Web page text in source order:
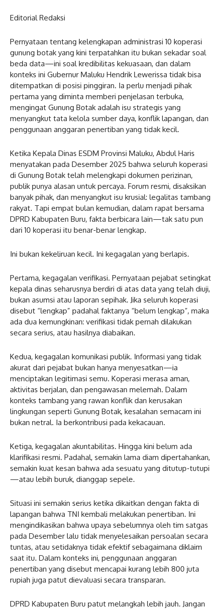
Editorial Redaksi
Pernyataan tentang kelengkapan administrasi 10 koperasi
gunung botak yang kini terpatahkan itu bukan sekadar soal
beda data—ini soal kredibilitas kekuasaan, dan dalam
konteks ini Gubernur Maluku Hendrik Lewerissa tidak bisa
ditempatkan di posisi pinggiran. Ia perlu menjadi pihak
pertama yang diminta memberi penjelasan terbuka,
mengingat Gunung Botak adalah isu strategis yang
menyangkut tata kelola sumber daya, konflik lapangan, dan
penggunaan anggaran penertiban yang tidak kecil.
Ketika Kepala Dinas ESDM Provinsi Maluku, Abdul Haris
menyatakan pada Desember 2025 bahwa seluruh koperasi
di Gunung Botak telah melengkapi dokumen perizinan,
publik punya alasan untuk percaya. Forum resmi, disaksikan
banyak pihak, dan menyangkut isu krusial: legalitas tambang
rakyat. Tapi empat bulan kemudian, dalam rapat bersama
DPRD Kabupaten Buru, fakta berbicara lain—tak satu pun
dari 10 koperasi itu benar-benar lengkap.
Ini bukan kekeliruan kecil. Ini kegagalan yang berlapis.
Pertama, kegagalan verifikasi. Pernyataan pejabat setingkat
kepala dinas seharusnya berdiri di atas data yang telah diuji,
bukan asumsi atau laporan sepihak. Jika seluruh koperasi
disebut “lengkap” padahal faktanya “belum lengkap”, maka
ada dua kemungkinan: verifikasi tidak pernah dilakukan
secara serius, atau hasilnya diabaikan.
Kedua, kegagalan komunikasi publik. Informasi yang tidak
akurat dari pejabat bukan hanya menyesatkan—ia
menciptakan legitimasi semu. Koperasi merasa aman,
aktivitas berjalan, dan pengawasan melemah. Dalam
konteks tambang yang rawan konflik dan kerusakan
lingkungan seperti Gunung Botak, kesalahan semacam ini
bukan netral. Ia berkontribusi pada kekacauan.
Ketiga, kegagalan akuntabilitas. Hingga kini belum ada
klarifikasi resmi. Padahal, semakin lama diam dipertahankan,
semakin kuat kesan bahwa ada sesuatu yang ditutup-tutupi
—atau lebih buruk, dianggap sepele.
Situasi ini semakin serius ketika dikaitkan dengan fakta di
lapangan bahwa TNI kembali melakukan penertiban. Ini
mengindikasikan bahwa upaya sebelumnya oleh tim satgas
pada Desember lalu tidak menyelesaikan persoalan secara
tuntas, atau setidaknya tidak efektif sebagaimana diklaim
saat itu. Dalam konteks ini, penggunaan anggaran
penertiban yang disebut mencapai kurang lebih 800 juta
rupiah juga patut dievaluasi secara transparan.
DPRD Kabupaten Buru patut melangkah lebih jauh. Jangan